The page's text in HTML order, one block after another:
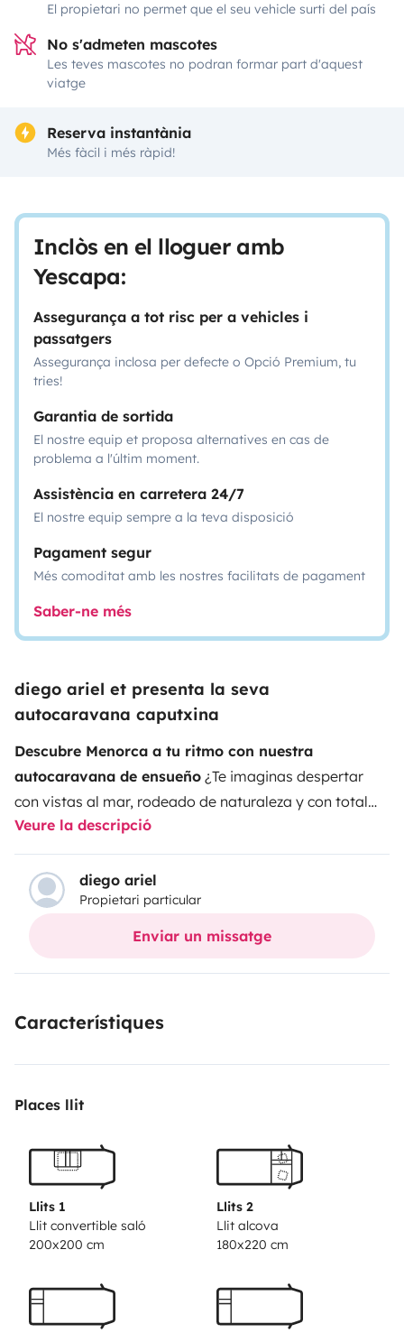
El propietari no permet que el seu vehicle surti del país
No s'admeten mascotes
Les teves mascotes no podran formar part d'aquest
viatge
Reserva instantània
Més fàcil i més ràpid!
Inclòs en el lloguer amb
Yescapa:
Assegurança a tot risc per a vehicles i
passatgers
Assegurança inclosa per defecte o Opció Premium, tu
tries!
Garantia de sortida
El nostre equip et proposa alternatives en cas de
problema a l'últim moment.
Assistència en carretera 24/7
El nostre equip sempre a la teva disposició
Pagament segur
Més comoditat amb les nostres facilitats de pagament
Saber-ne més
diego ariel et presenta la seva
autocaravana caputxina
Descubre Menorca a tu ritmo con nuestra
autocaravana de ensueño ¿Te imaginas despertar
con vistas al mar, rodeado de naturaleza y con total
libertad para explorar la isla? Nuestra autocaravana
totalmente equipada te permite vivir Menorca como
nunca antes. Cama doble confortable
equipada y baño privado Aire acondicionado y
Ideal para parejas o familias
estrellas y descubre calas escondidas lejos del turismo
aventura sobre ruedas!
Veure la descripció
diego ariel
Propietari particular
Enviar un missatge
Característiques
Places llit
Llits 1
Llit convertible saló
200x200 cm
Llits 2
Llit alcova
180x220 cm